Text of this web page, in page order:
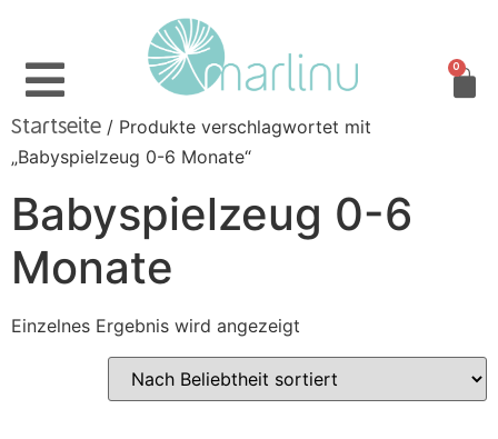
0
Startseite / Produkte verschlagwortet mit
„Babyspielzeug 0-6 Monate“
Babyspielzeug 0-6
Monate
Einzelnes Ergebnis wird angezeigt